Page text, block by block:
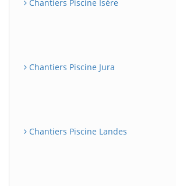
Chantiers Piscine Isère
Chantiers Piscine Jura
Chantiers Piscine Landes